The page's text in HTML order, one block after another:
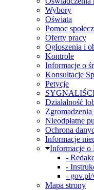
Wybory
Oświata
Pomoc
Oferty pracy
Ogłoszenia i
Kontrole
Informacje o
Konsultacje
Petycje
Działalność
Nieodpłatne
Ochrona
Informacje
Informacje o
-
-
-
Mapa strony